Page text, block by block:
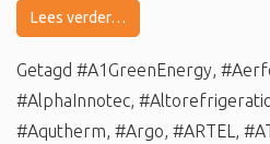
Lees verder…
Getagd #A1GreenEnergy,
#AlphaInnotec,
#Aqutherm, #Argo, #ARTEL ,